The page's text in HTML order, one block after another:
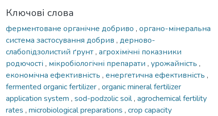
Ключові слова
ферментоване органічне добриво , органо-мінеральна
система застосування добрив , дерново-
слабопідзолистий ґрунт, агрохімічні показники
родючості , мікробіологічні препарати , урожайність ,
економічна ефективність , енергетична ефективність ,
fermented organic fertilizer, organic mineral fertilizer
application system , sod-podzolic soil, agrochemical fertility
rates , microbiological preparations , crop capacity